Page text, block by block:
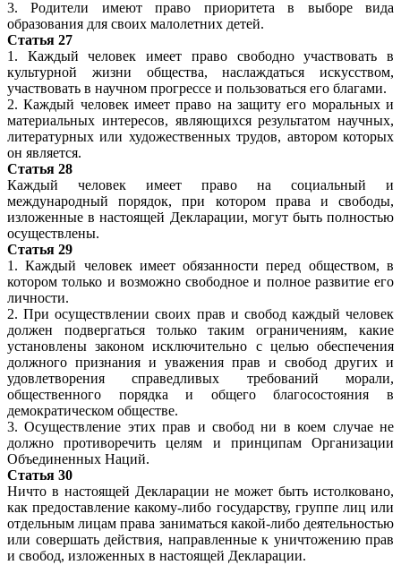
3. Родители имеют право приоритета в выборе вида
образования для своих малолетних детей.
Статья 27
1. Каждый человек имеет право свободно участвовать в
культурной жизни общества, наслаждаться искусством,
участвовать в научном прогрессе и пользоваться его благами.
2. Каждый человек имеет право на защиту его моральных и
материальных интересов, являющихся результатом научных,
литературных или художественных трудов, автором которых
он является.
Статья 28
Каждый человек имеет право на социальный и
международный порядок, при котором права и свободы,
изложенные в настоящей Декларации, могут быть полностью
осуществлены.
Статья 29
1. Каждый человек имеет обязанности перед обществом, в
котором только и возможно свободное и полное развитие его
личности.
2. При осуществлении своих прав и свобод каждый человек
должен подвергаться только таким ограничениям, какие
установлены законом исключительно с целью обеспечения
должного признания и уважения прав и свобод других и
удовлетворения справедливых требований морали,
общественного порядка и общего благосостояния в
демократическом обществе.
3. Осуществление этих прав и свобод ни в коем случае не
должно противоречить целям и принципам Организации
Объединенных Наций.
Статья 30
Ничто в настоящей Декларации не может быть истолковано,
как предоставление какому-либо государству, группе лиц или
отдельным лицам права заниматься какой-либо деятельностью
или совершать действия, направленные к уничтожению прав
и свобод, изложенных в настоящей Декларации.